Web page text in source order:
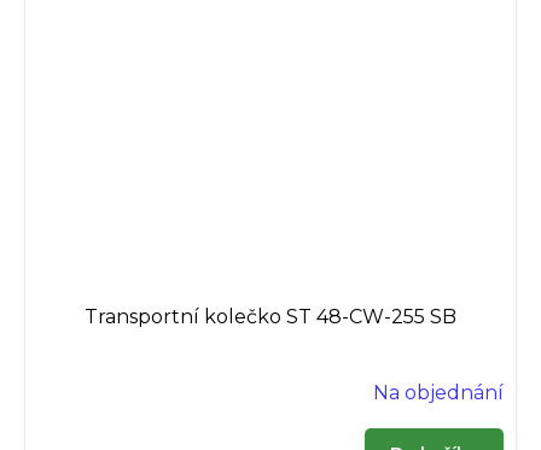
Transportní kolečko ST 48-CW-255 SB
Na objednání